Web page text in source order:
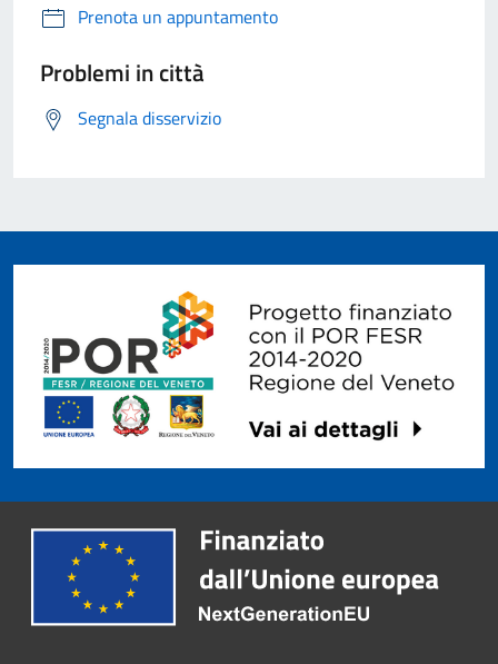
Prenota un appuntamento
Problemi in città
Segnala disservizio